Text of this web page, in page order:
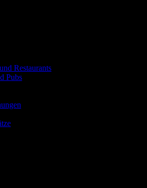
Restaurants
Pubs